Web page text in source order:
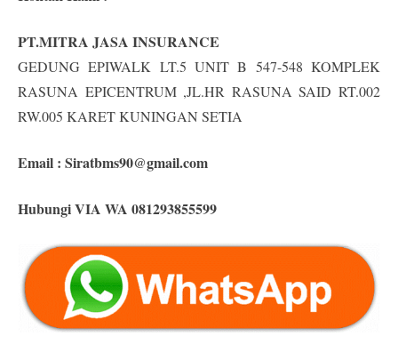
PT.MITRA JASA INSURANCE
GEDUNG EPIWALK LT.5 UNIT B 547-548 KOMPLEK
RASUNA EPICENTRUM ,JL.HR RASUNA SAID RT.002
RW.005 KARET KUNINGAN SETIA
Email : Siratbms90@gmail.com
Hubungi VIA WA 081293855599